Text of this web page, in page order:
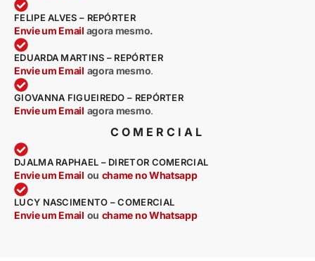
FELIPE ALVES – REPÓRTER
Envie um Email agora mesmo.
EDUARDA MARTINS – REPÓRTER
Envie um Email agora mesmo.
GIOVANNA FIGUEIREDO – REPÓRTER
Envie um Email agora mesmo.
COMERCIAL
DJALMA RAPHAEL – DIRETOR COMERCIAL
Envie um Email ou chame no Whatsapp
LUCY NASCIMENTO – COMERCIAL
Envie um Email ou chame no Whatsapp